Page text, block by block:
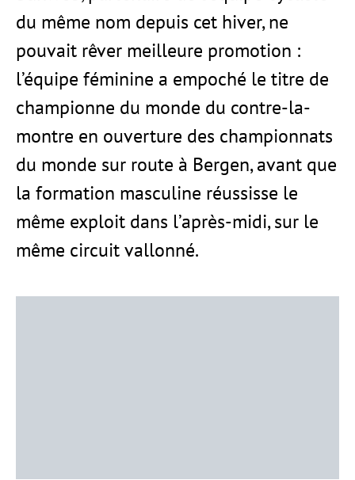
du même nom depuis cet hiver, ne
pouvait rêver meilleure promotion :
l’équipe féminine a empoché le titre de
championne du monde du contre-la-
montre en ouverture des championnats
du monde sur route à Bergen, avant que
la formation masculine réussisse le
même exploit dans l’après-midi, sur le
même circuit vallonné.